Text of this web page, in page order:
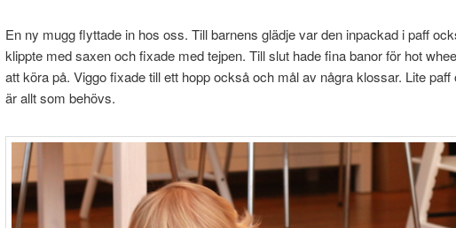
En ny mugg flyttade in hos oss. Till barnens glädje var den inpackad i paff
klippte med saxen och fixade med tejpen. Till slut hade fina banor för hot
att köra på. Viggo fixade till ett hopp också och mål av några klossar. Lite paff
är allt som behövs.